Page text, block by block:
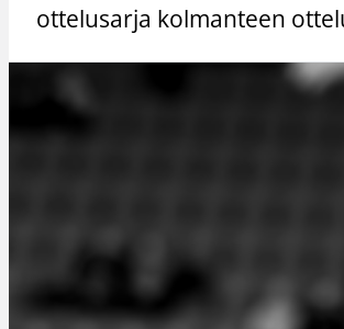
ottelusarja kolmanteen